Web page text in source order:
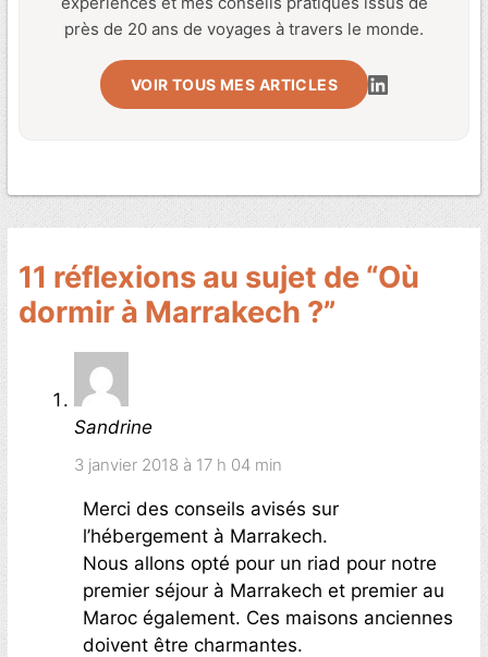
près de 20 ans de voyages à travers le monde.
VOIR TOUS MES ARTICLES
11 réflexions au sujet de “Où
dormir à Marrakech ?”
Sandrine
3 janvier 2018 à 17 h 04 min
Merci des conseils avisés sur
l’hébergement à Marrakech.
Nous allons opté pour un riad pour notre
premier séjour à Marrakech et premier au
Maroc également. Ces maisons anciennes
doivent être charmantes.